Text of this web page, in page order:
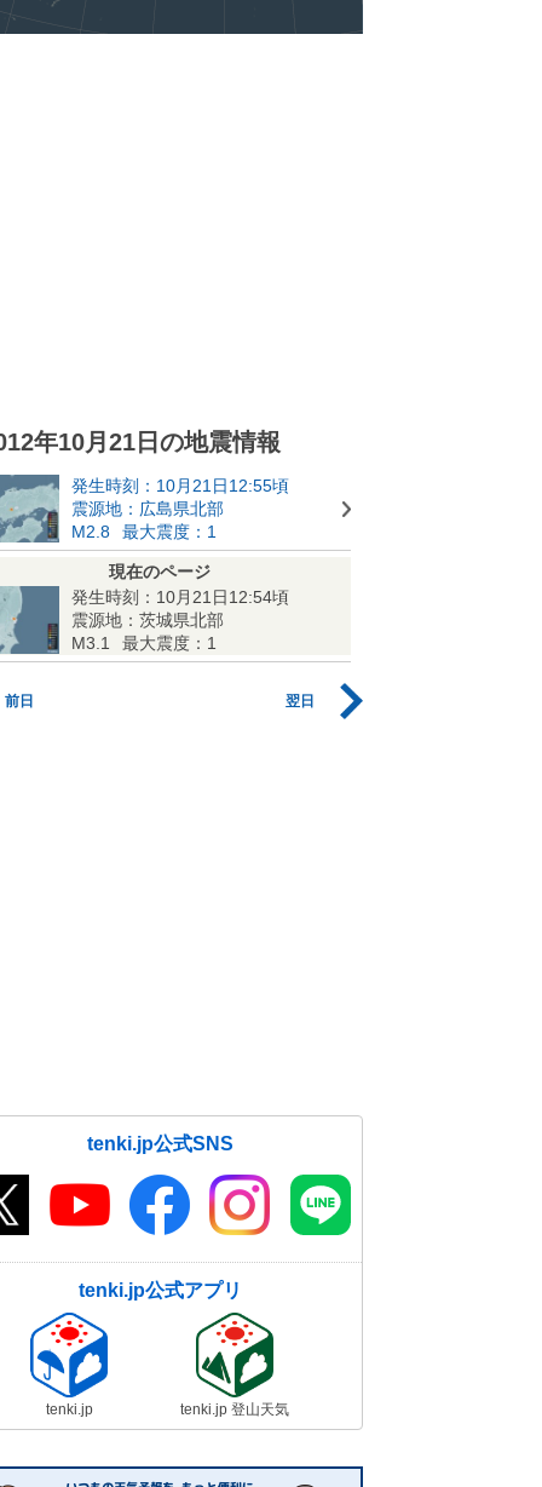
年10月21日の地震情報
発生時刻：10月21日12:55頃
震源地：広島県北部
M2.8
最大震度：1
現在のページ
発生時刻：10月21日12:54頃
震源地：茨城県北部
M3.1
最大震度：1
前日 翌日
tenki.jp公式SNS
tenki.jp公式アプリ
tenki.jp tenki.jp 登山天気